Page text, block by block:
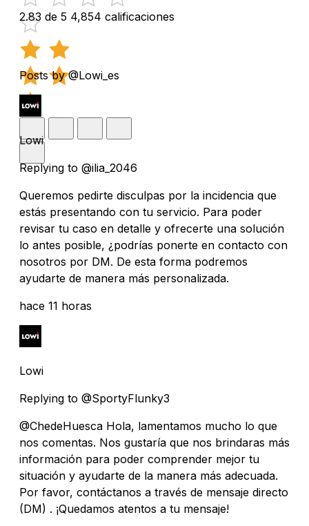
2.83 de 5 4,854 calificaciones
Posts by @Lowi_es
Lowi
Replying to @ilia_2046
Queremos pedirte disculpas por la incidencia que
estás presentando con tu servicio. Para poder
revisar tu caso en detalle y ofrecerte una solución
lo antes posible, ¿podrías ponerte en contacto con
nosotros por DM. De esta forma podremos
ayudarte de manera más personalizada.
hace 11 horas
Lowi
Replying to @SportyFlunky3
@ChedeHuesca Hola, lamentamos mucho lo que
nos comentas. Nos gustaría que nos brindaras más
información para poder comprender mejor tu
situación y ayudarte de la manera más adecuada.
Por favor, contáctanos a través de mensaje directo
(DM) . ¡Quedamos atentos a tu mensaje!